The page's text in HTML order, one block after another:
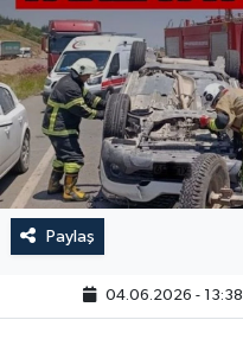
Paylaş
04.06.2026 - 13:38